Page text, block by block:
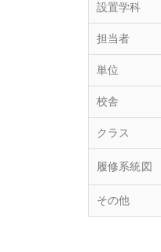
設置学科
担当者
単位
校舎
クラス
履修系統図
その他